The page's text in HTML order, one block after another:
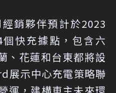
銷夥伴預計於2023
快充據點，包含六
、花蓮和台東都將設
展示中心充電策略聯